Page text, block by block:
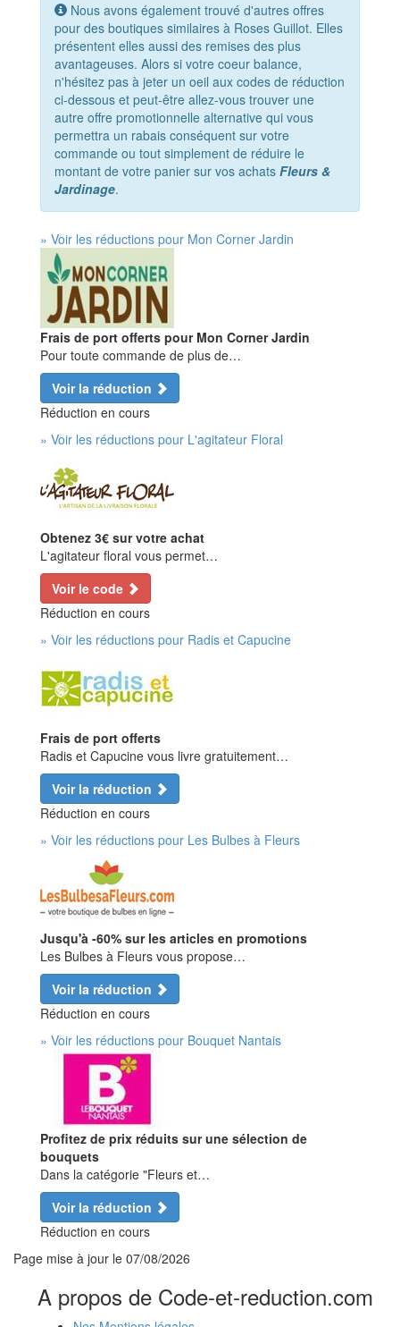
Nous avons également trouvé d'autres offres
pour des boutiques similaires à Roses Guillot. Elles
présentent elles aussi des remises des plus
avantageuses. Alors si votre coeur balance,
n'hésitez pas à jeter un oeil aux codes de réduction
ci-dessous et peut-être allez-vous trouver une
autre offre promotionnelle alternative qui vous
permettra un rabais conséquent sur votre
commande ou tout simplement de réduire le
montant de votre panier sur vos achats Fleurs &
Jardinage.
» Voir les réductions pour Mon Corner Jardin
Frais de port offerts pour Mon Corner Jardin
Pour toute commande de plus de…
Voir la réduction
Réduction en cours
» Voir les réductions pour L'agitateur Floral
Obtenez 3€ sur votre achat
L'agitateur floral vous permet…
Voir le code
Réduction en cours
» Voir les réductions pour Radis et Capucine
Frais de port offerts
Radis et Capucine vous livre gratuitement…
Voir la réduction
Réduction en cours
» Voir les réductions pour Les Bulbes à Fleurs
Jusqu'à -60% sur les articles en promotions
Les Bulbes à Fleurs vous propose…
Voir la réduction
Réduction en cours
» Voir les réductions pour Bouquet Nantais
Profitez de prix réduits sur une sélection de
bouquets
Dans la catégorie "Fleurs et…
Voir la réduction
Réduction en cours
Page mise à jour le 07/08/2026
A propos de Code-et-reduction.com